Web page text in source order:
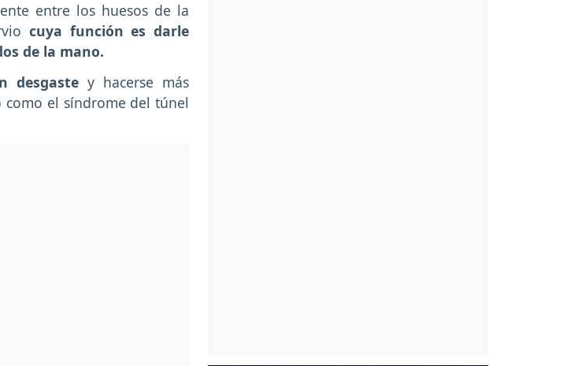
entre los huesos de la
cuya función es darle
de la mano.
desgaste y hacerse más
como el síndrome del túnel